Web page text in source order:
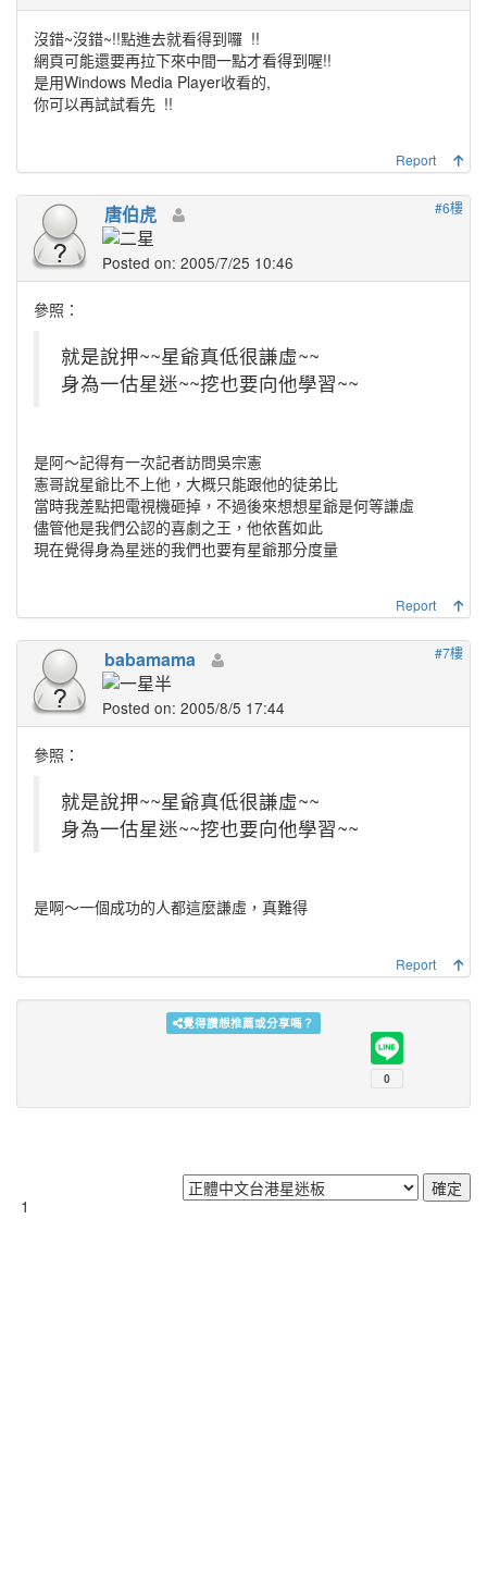
沒錯~沒錯~!!點進去就看得到囉 !!
網頁可能還要再拉下來中間一點才看得到喔!!
是用Windows Media Player收看的,
你可以再試試看先 !!
Report
#6樓
唐伯虎
Posted on: 2005/7/25 10:46
參照：
就是說押~~星爺真低很謙虛~~
身為一估星迷~~挖也要向他學習~~
是阿～記得有一次記者訪問吳宗憲
憲哥說星爺比不上他，大概只能跟他的徒弟比
當時我差點把電視機砸掉，不過後來想想星爺是何等謙虛
儘管他是我們公認的喜劇之王，他依舊如此
現在覺得身為星迷的我們也要有星爺那分度量
Report
#7樓
babamama
Posted on: 2005/8/5 17:44
參照：
就是說押~~星爺真低很謙虛~~
身為一估星迷~~挖也要向他學習~~
是啊～一個成功的人都這麼謙虛，真難得
Report
覺得讚想推薦或分享嗎？
1